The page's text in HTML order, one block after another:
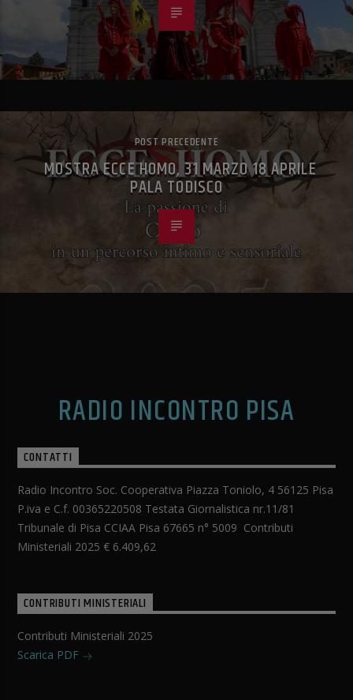
POST PRECEDENTE
MOSTRA ECCE HOMO, 31 MARZO 18 APRILE
PALA TODISCO
RADIO INCONTRO PISA
CONTATTI
Radio Incontro Soc. Cooperativa Piazza Toniolo, 4 56125 Pisa
P.iva e C.f. 00365220508 Testata Giornalistica nr.11/81
Tribunale di Pisa CCIAA Pisa 67665 n° 5009 Contributi
Ministeriali 2025 € 6.409,62
CONTRIBUTI MINISTERIALI
Contributi Ministeriali 2025
Scarica PDF